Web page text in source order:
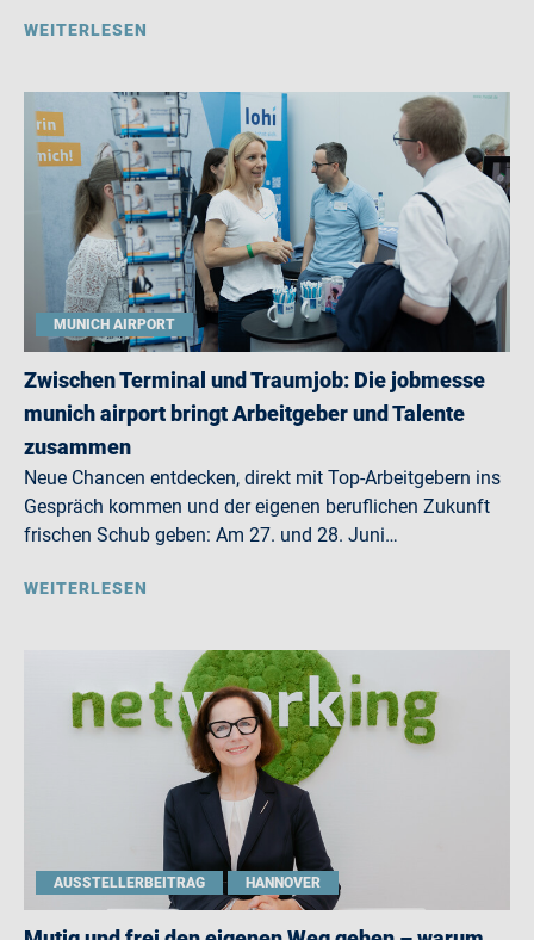
WEITERLESEN
MUNICH AIRPORT
Zwischen Terminal und Traumjob: Die jobmesse
munich airport bringt Arbeitgeber und Talente
zusammen
Neue Chancen entdecken, direkt mit Top-Arbeitgebern ins
Gespräch kommen und der eigenen beruflichen Zukunft
frischen Schub geben: Am 27. und 28. Juni…
WEITERLESEN
AUSSTELLERBEITRAG HANNOVER